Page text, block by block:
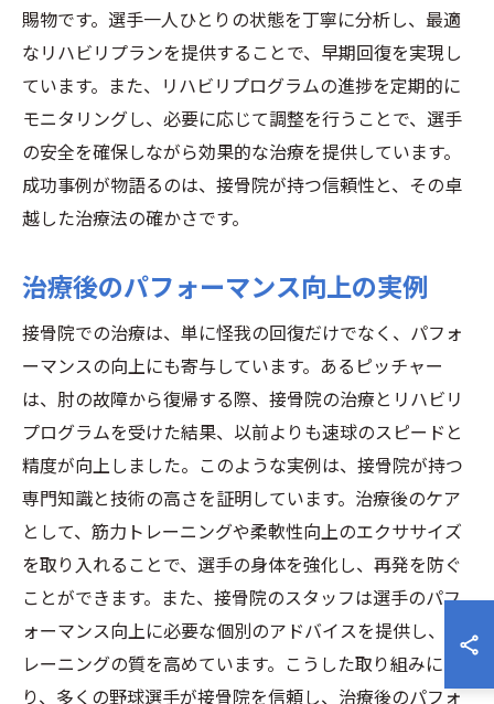
賜物です。選手一人ひとりの状態を丁寧に分析し、最適
なリハビリプランを提供することで、早期回復を実現し
ています。また、リハビリプログラムの進捗を定期的に
モニタリングし、必要に応じて調整を行うことで、選手
の安全を確保しながら効果的な治療を提供しています。
成功事例が物語るのは、接骨院が持つ信頼性と、その卓
越した治療法の確かさです。
治療後のパフォーマンス向上の実例
接骨院での治療は、単に怪我の回復だけでなく、パフォ
ーマンスの向上にも寄与しています。あるピッチャー
は、肘の故障から復帰する際、接骨院の治療とリハビリ
プログラムを受けた結果、以前よりも速球のスピードと
精度が向上しました。このような実例は、接骨院が持つ
専門知識と技術の高さを証明しています。治療後のケア
として、筋力トレーニングや柔軟性向上のエクササイズ
を取り入れることで、選手の身体を強化し、再発を防ぐ
ことができます。また、接骨院のスタッフは選手のパフ
ォーマンス向上に必要な個別のアドバイスを提供し、ト
レーニングの質を高めています。こうした取り組みによ
り、多くの野球選手が接骨院を信頼し、治療後のパフォ